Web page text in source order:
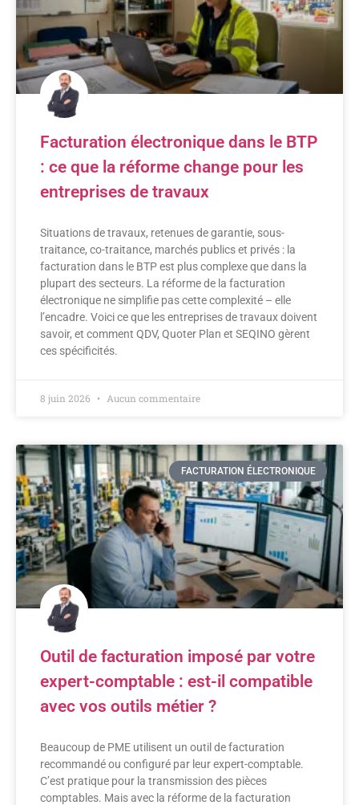
Facturation électronique dans le BTP
: ce que la réforme change pour les
entreprises de travaux
Situations de travaux, retenues de garantie, sous-
traitance, co-traitance, marchés publics et privés : la
facturation dans le BTP est plus complexe que dans la
plupart des secteurs. La réforme de la facturation
électronique ne simplifie pas cette complexité – elle
l’encadre. Voici ce que les entreprises de travaux doivent
savoir, et comment QDV, Quoter Plan et SEQINO gèrent
ces spécificités.
8 juin 2026 Aucun commentaire
FACTURATION ÉLECTRONIQUE
Outil de facturation imposé par votre
expert-comptable : est-il compatible
avec vos outils métier ?
Beaucoup de PME utilisent un outil de facturation
recommandé ou configuré par leur expert-comptable.
C’est pratique pour la transmission des pièces
comptables. Mais avec la réforme de la facturation